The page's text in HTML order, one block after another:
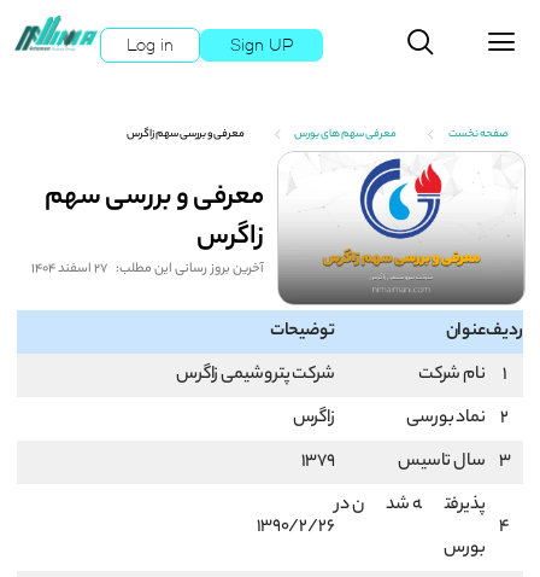
Log in Sign UP
صفحه نخست معرفی سهم های بورس معرفی و بررسی سهم زاگرس
معرفی و بررسی سهم
زاگرس
آخرین بروز رسانی این مطلب: 27 اسفند 1404
ردیفعنوان
توضیحات
1
نام شرکت
شرکت پتروشیمی زاگرس
2 نماد بورسی
زاگرس
3 سال تاسیس 1379
4
پذیرفته شدن در
بورس
1390/2/26